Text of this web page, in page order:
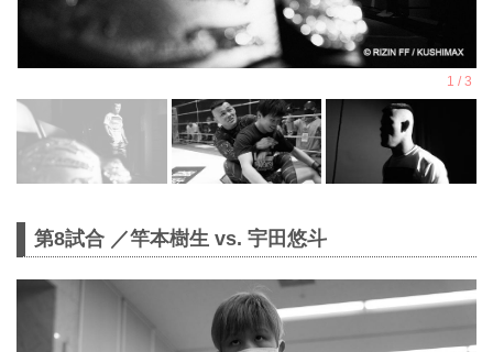
第8試合 ／竿本樹生 vs. 宇田悠斗